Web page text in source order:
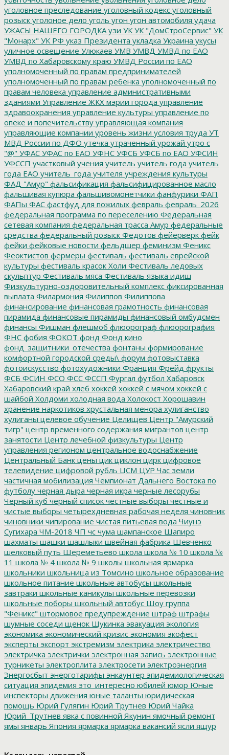
уголовное преследование уголовный кодекс уголовный
розыск уголоное дело уголь угон угон автомобиля удача
УЖАСЫ НАШЕГО ГОРОДКА узи УК УК "ДомСтроСервис" УК
"Монарх" УК РФ указ Президента укладка Украина укусы
уличное освещение Улюкаев УМВ УМВД УМВД по ЕАО
УМВД по Хабаровскому краю УМВД России по ЕАО
уполномоченный по правам предпринимателей
уполномоченный по правам ребенка уполномоченный по
правам человека управление административными
зданиями Управление ЖКХ мэрии города управление
здравоохранения управление культуры управление по
опеке и попечительству управляющая компания
управляющие компании уровень жизни условия труда УТ
МВД России по ДФО утечка утраченный урожай утро с
"@" УФАС УФАС по ЕАО УФНС УФСБ УФСБ по ЕАО УФСИН
УФССП участковый учения учитель учитель года учитель
года ЕАО учитель_года учителя учреждения культуры
ФАД "Амур" фальсификация фальсифицированное масло
фальшивая купюра фальшивомонетчики фанфурики ФАП
ФАПы ФАС фастфуд для пожилых февраль февраль_2026
федеральная программа по переселению Федеральная
сетевая компания федеральная трасса Амур федеральные
средства федеральный розыск Федотов фейерверк фейк
фейки фейковые новости фельдшер феминизм Феникс
Феоктистов фермеры фестиваль фестиваль еврейской
культуры фестиваль красок Холи Фестиваль ледовых
скульптур Фестиваль мяса Фестиваль языка идиш
Физкультурно-оздоровительный комплекс фиксированная
выплата Филармония Филиппов Филиппова
финансирование финансовая грамотность финансовая
пирамида финансовые пирамиды финансовый омбудсмен
финансы Фишман флешмоб флюорограф флюорография
ФНС фобия ФОКОТ фонд Фонд кино
фонд_защитники_отечества фонтаны формирование
комфортной городской среды\ форум фотовыставка
фотоискусство фотохудожники Франция Фрейд фрукты
ФСБ ФСИН ФСО ФСС ФССП Фургал футбол Хабаровск
Хабаровский край хлеб хоккей хоккей с мячом хоккей с
шайбой Холдоми холодная вода Холокост Хорошавин
хранение наркотиков хрустальная менора хулиганство
хулиганы целевое обучение Целищев Центр "Амурский
тигр" центр временного содержания мигрантов центр
занятости Центр лечебной физкультуры Центр
управления регионом центральное водоснабжение
Центральный Банк цены цик циклон цирк цифровое
телевидение цифровой рубль ЦСМ ЦУР Час земли
частичная мобилизация Чемпионат Дальнего Востока по
футболу черная дыра черная икра черные лесорубы
Черный куб черный список честные выборы честные и
чистые выборы четырехдневная рабочая неделя чиновник
чиновники чипирование чистая питьевая вода Чиунэ
Сугихара ЧМ-2018 ЧП чс чума шампанское Шапиро
шахматы шашки шашлыки швейная фабрика Шевченко
шелковый путь Шереметьево школа школа № 10 школа №
11 школа № 4 школа № 9 школы школьная ярмарка
школьники школьница из Томсино школьное образование
школьное питание школьные автобусы школьные
завтраки школьные каникулы школьные перевозки
школьные поборы школьный автобус Шоу группа
"Феникс" штормовое предупреждение штраф штрафы
шумные соседи щенок Щукинка эвакуация экология
экономика экономический кризис экономия экофест
эксперты экспорт экстремизм электрика электричество
электричка электрички электронная запись электронные
турникеты электроплита электросети электроэнергия
Энергосбыт энерготарифы энкаунтер эпидемиологическая
ситуация эпидемия это_интересно юбилей юмор Юные
инспекторы движения юные таланты юридическая
помощь Юрий Гулягин Юрий Трутнев Юрий Чайка
Юрий_Трутнев явка с повинной Якунин ямочный ремонт
ямы январь Япония ярмарка ярмарка вакансий ясли ящур